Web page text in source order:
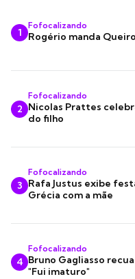
1
Fofocalizando
Rogério manda
2
Fofocalizando
Nicolas Prattes
do filho
3
Fofocalizando
Rafa Justus exibe
Grécia com a mãe
4
Fofocalizando
Bruno Gagliasso
"Fui imaturo"